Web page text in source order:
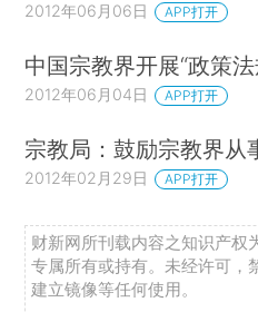
2012年06月06日 APP打开
中国宗教界开展“政策
2012年06月04日 APP打开
宗教局：鼓励宗教界从
2012年02月29日 APP打开
财新网所刊载内容之知识产权
专属所有或持有。未经许可，
建立镜像等任何使用。